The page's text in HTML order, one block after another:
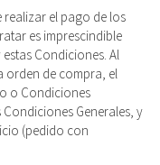
el pago de los
es imprescindible
Condiciones. Al
orden de compra, el
o Condiciones
Generales, y
(pedido con